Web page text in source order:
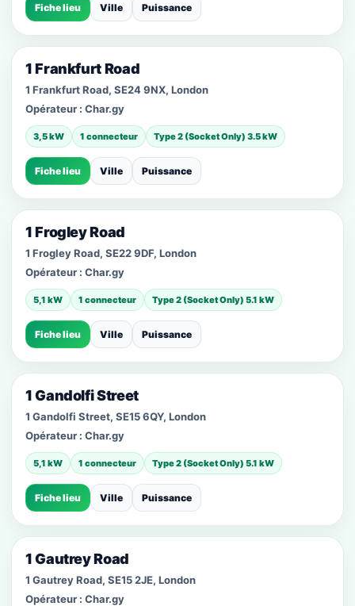
Fiche lieu Ville Puissance
1 Frankfurt Road
1 Frankfurt Road, SE24 9NX, London
Opérateur : Char.gy
3,5 kW 1 connecteur Type 2 (Socket Only) 3.5 kW
Fiche lieu Ville Puissance
1 Frogley Road
1 Frogley Road, SE22 9DF, London
Opérateur : Char.gy
5,1 kW 1 connecteur Type 2 (Socket Only) 5.1 kW
Fiche lieu Ville Puissance
1 Gandolfi Street
1 Gandolfi Street, SE15 6QY, London
Opérateur : Char.gy
5,1 kW 1 connecteur Type 2 (Socket Only) 5.1 kW
Fiche lieu Ville Puissance
1 Gautrey Road
1 Gautrey Road, SE15 2JE, London
Opérateur : Char.gy